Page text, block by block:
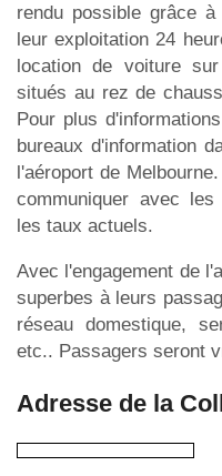
rendu possible grâce
leur exploitation 24
location de voiture
situés au rez de
Pour plus
bureaux d'information
l'aéroport de
communiquer avec
les taux actuels.
Avec l'engagement de
superbes à leurs
réseau domestique,
etc.. Passagers seront
Adresse de la